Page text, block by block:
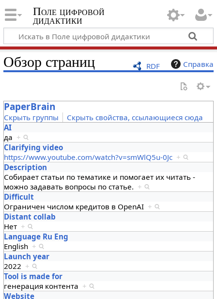
Поле цифровой
дидактики
RDF Справка
Обзор страниц
PaperBrain
Скрыть группы
Скрыть свойства, ссылающиеся сюда
AI
да +
Clarifying video
https://www.youtube.com/watch?v=smWlQ5u-0Jc +
Description
Собирает статьи по тематике и помогает их читать -
можно задавать вопросы по статье. +
Difficult
Ограничен числом кредитов в OpenAI +
Distant collab
Нет +
Language Ru Eng
English +
Launch year
2022 +
Tool is made for
генерация контента +
Website